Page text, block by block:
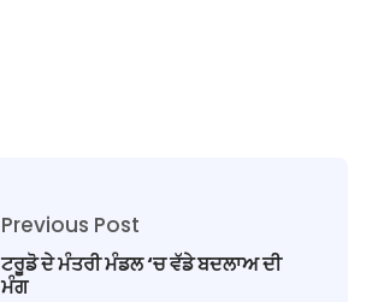
Previous Post
ਟਰੂਡੋ ਦੇ ਮੰਤਰੀ ਮੰਡਲ ‘ਚ ਵੱਡੇ ਬਦਲਾਅ ਦੀ
ਮੰਗ